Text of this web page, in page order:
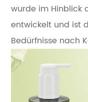
wurde im Hinblick
entwickelt und ist
Bedürfnisse nach